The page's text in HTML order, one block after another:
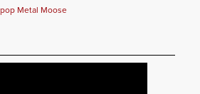
Metal Moose